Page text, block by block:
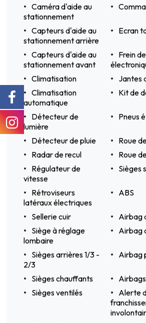
Caméra d'aide au
stationnement
Capteurs d'aide au
stationnement arrière
Ecran
Capteurs d'aide au
stationnement avant
Frein
Climatisation
Jantes
Climatisation
automatique
Kit de
Détecteur de
lumière
Pneus
Détecteur de pluie
Roue
Radar de recul
Roue
Régulateur de
vitesse
Sièges
Rétroviseurs
latéraux électriques
ABS
Sellerie cuir
Airbag
Siège à réglage
lombaire
Airbag
Sièges arrières 1/3 -
2/3
Airbag
Sièges chauffants
Sièges ventilés
Alerte